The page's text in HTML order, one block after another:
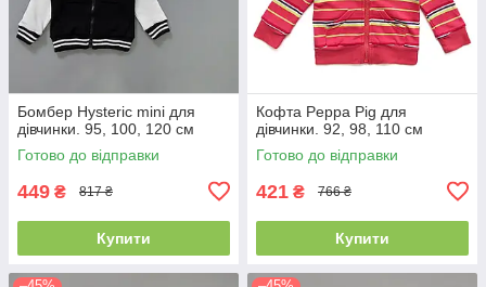
Бомбер Hysteric mini для
дівчинки. 95, 100, 120 см
Готово до відправки
449 ₴ 817 ₴
Купити
Кофта Peppa Pig для
дівчинки. 92, 98, 110 см
Готово до відправки
421 ₴ 766 ₴
Купити